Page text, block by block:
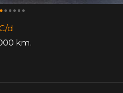
d
km.